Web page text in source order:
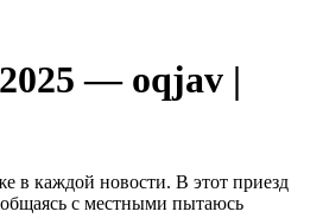
— oqjav |
в каждой новости. В этот приезд
с местными пытаюсь